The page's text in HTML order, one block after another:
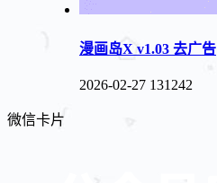
漫画岛X v1.03 去广告
2026-02-27 131242
微信卡片